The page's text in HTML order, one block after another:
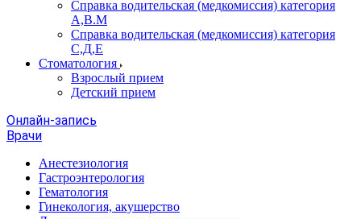
Справка водительская (медкомиссия) категория
А,В.М
Справка водительская (медкомиссия) категория
С,Д,Е
Стоматология
Взрослый прием
Детский прием
Онлайн-запись
Врачи
Анестезиология
Гастроэнтерология
Гематология
Гинекология, акушерство